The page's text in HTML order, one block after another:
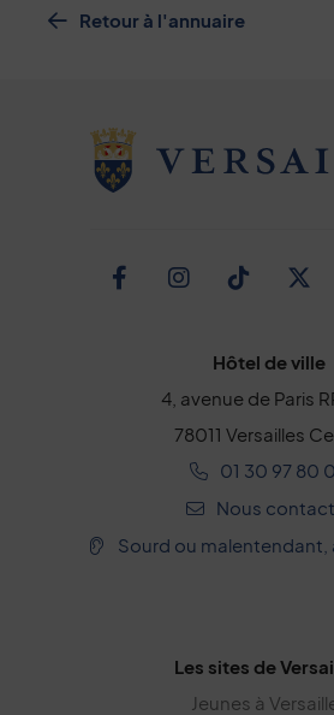
Retour à l'annuaire
Facebook
Instagram
TikTok
Hôtel de ville
4, avenue de Paris
78011 Versailles
01 30 97 80
Nous
Sourd ou
Les sites de
Jeunes à